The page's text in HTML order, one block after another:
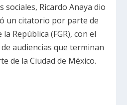
sociales, Ricardo Anaya dio
un citatorio por parte de
República (FGR), con el
audiencias que terminan
de la Ciudad de México.